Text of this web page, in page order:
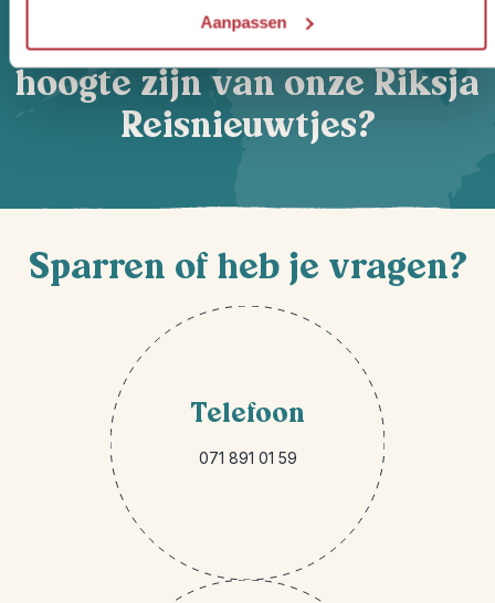
Aanpassen
Wil jij altijd als eerste op de
hoogte zijn van onze Riksja
Reisnieuwtjes?
Sparren of heb je vragen?
Telefoon
071 891 01 59